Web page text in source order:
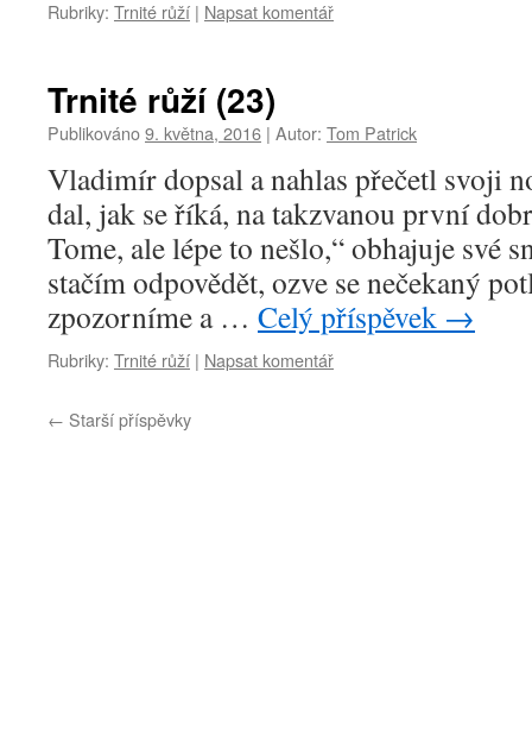
Rubriky: Trnité růží | Napsat komentář
Trnité růží (23)
Publikováno9. května, 2016 | Autor: Tom Patrick
Vladimír dopsal a nahlas přečetl svoji
dal, jak se říká, na takzvanou první
Tome, ale lépe to nešlo,“ obhajuje své
stačím odpovědět, ozve se nečekaný
zpozorníme a … Celý příspěvek →
Rubriky: Trnité růží | Napsat komentář
← Starší příspěvky